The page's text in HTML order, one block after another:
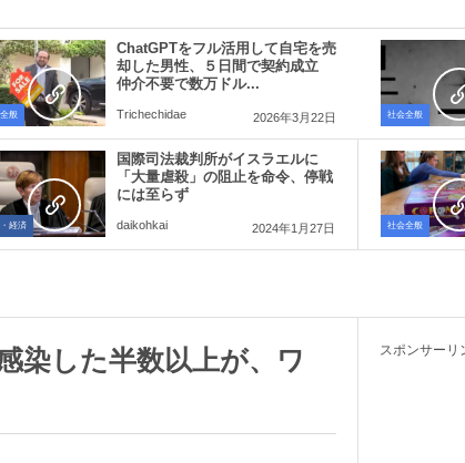
般
ChatGPTをフル活用して自宅を売
却した男性、５日間で契約成立
仲介不要で数万ドル...
Trichechidae 2026年3月22日 社会全般
経済
国際司法裁判所がイスラエルに
「大量虐殺」の阻止を命令、停戦
には至らず
daikohkai 2024年1月27日 社会全般
染した半数以上が、ワ
スポンサーリ